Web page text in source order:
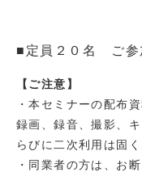
■定員 ２ ０名 ご参
【ご注意】
・本セミナーの配布
録画、録音、撮影、
らびに二次利用は固
・同業者の方は、お